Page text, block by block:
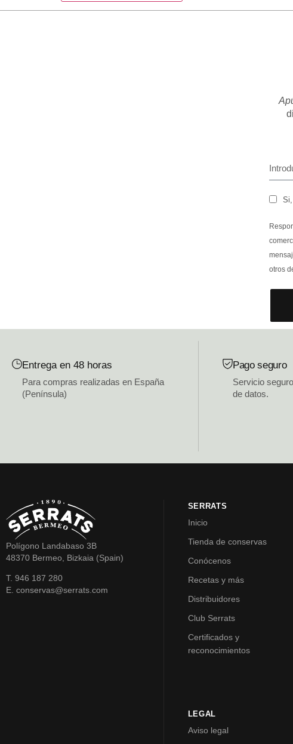
otros
Entrega en 48 horas
Para compras realizadas en España
(Península)
Pago seguro
Servicio
de datos.
Polígono Landabaso 3B
48370 Bermeo, Bizkaia (Spain)
T. 946 187 280
E. conservas@serrats.com
SERRATS
Inicio
Tienda de conservas
Conócenos
Recetas y más
Distribuidores
Club Serrats
Certificados y
reconocimientos
LEGAL
Aviso legal